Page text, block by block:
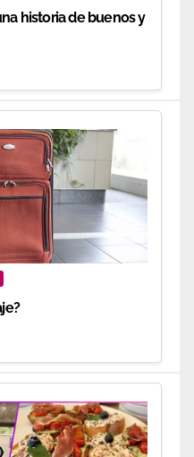
historia de buenos y